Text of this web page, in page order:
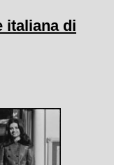
italiana di